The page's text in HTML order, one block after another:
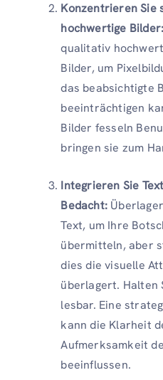
Konzentrieren Sie
hochwertige Bilder:
qualitativ
Bilder, um
das beabsichtigte
beeinträchtigen
Bilder fesseln
bringen sie zum
Integrieren Sie
Bedacht:
Text, um Ihre
übermitteln, aber
dies die visuelle
überlagert. Halten
lesbar. Eine
kann die Klarheit
Aufmerksamkeit
beeinflussen.